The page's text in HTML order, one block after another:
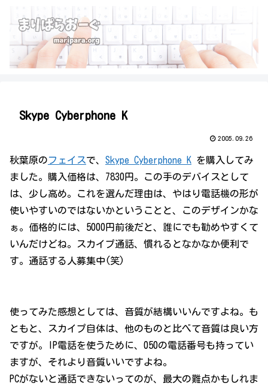
Skype Cyberphone K
2005.09.26
秋葉原のフェイスで、 Skype Cyberphone K を購入してみ
ました。購入価格は、7830円。この手のデバイスとして
は、少し高め。これを選んだ理由は、やはり電話機の形が
使いやすいのではないかということと、このデザインかな
ぁ。価格的には、5000円前後だと、誰にでも勧めやすくて
いんだけどね。スカイプ通話、慣れるとなかなか便利で
す。通話する人募集中(笑)
使ってみた感想としては、音質が結構いいんですよね。も
ともと、スカイプ自体は、他のものと比べて音質は良い方
ですが。IP電話を使うために、050の電話番号も持ってい
ますが、それより音質いいですよね。
PCがないと通話できないってのが、最大の難点かもしれま